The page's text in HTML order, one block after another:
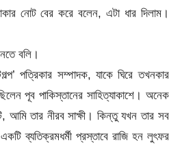
নোট বের করে বলেন, এটা ধার দিলাম।
বলি।
পত্রিকার সম্পাদক, যাকে ঘিরে তখনকার
পূব পাকিস্তানের সাহিত্যাকাশে। অনেক
আমি তার নীরব সাক্ষী। কিন্তু যখন তার সব
ব্যতিক্রমধর্মী প্রস্তাবে রাজি হন লুৎফর